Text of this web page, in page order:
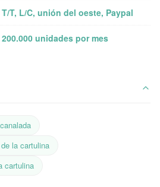
T/T, L/C, unión del oeste, Paypal
200.000 unidades por mes
la cartulina
cartulina